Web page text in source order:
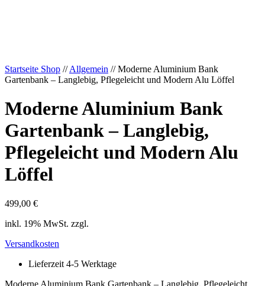
Startseite Shop //Allgemein // Moderne Aluminium Bank
Gartenbank – Langlebig, Pflegeleicht und Modern Alu Löffel
Moderne Aluminium Bank
Gartenbank – Langlebig,
Pflegeleicht und Modern Alu
Löffel
499,00 €
inkl. 19% MwSt. zzgl.
Versandkosten
Lieferzeit 4-5 Werktage
Moderne Aluminium Bank Gartenbank – Langlebig, Pflegeleicht